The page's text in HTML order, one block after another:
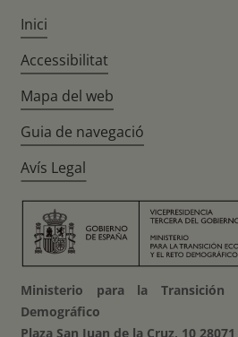
Inici
Accessibilitat
Mapa del web
Guia de navegació
Avís Legal
Ministerio para la Transición
Demográfico
Plaza San Juan de la Cruz, 10